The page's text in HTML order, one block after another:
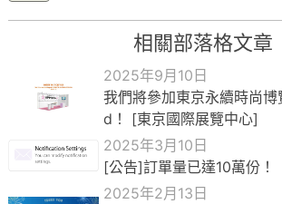
相關部落格文章
2025年9月10日
我們將參加東京永續時尚
d！ [東京國際展覽中心]
2025年3月10日
[公告]訂單量已達10萬份！
2025年2月13日